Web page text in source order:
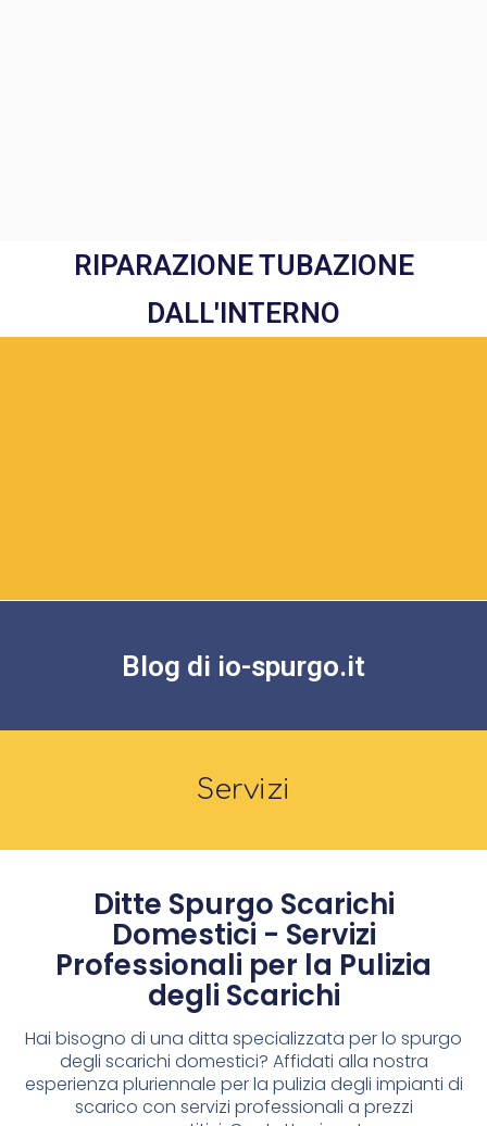
RIPARAZIONE TUBAZIONE
DALL'INTERNO
Blog di io-spurgo.it
Servizi
Ditte Spurgo Scarichi
Domestici - Servizi
Professionali per la Pulizia
degli Scarichi
Hai bisogno di una ditta specializzata per lo spurgo
degli scarichi domestici? Affidati alla nostra
esperienza pluriennale per la pulizia degli impianti di
scarico con servizi professionali a prezzi